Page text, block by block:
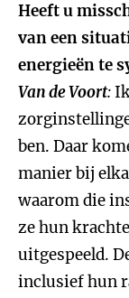
Heeft u
van een
energieën te
Van de Voort:
ben. Daar
manier bij
waarom die
ze hun
uitgespeeld.
inclusief hun